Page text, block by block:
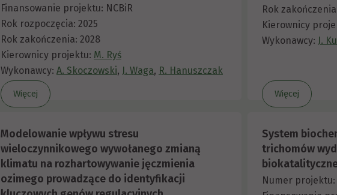
Finansowanie projektu: NCBiR
Rok rozpoczęcia: 2025
Rok zakończenia: 2028
Kierownicy projektu: M. Ryś
Wykonawcy: A. Skoczowski, J. Waga, R. Hanuszczak
Więcej
Rok
Kierownicy
Wykonawcy: J.
Więcej
Modelowanie wpływu stresu
wieloczynnikowego wywołanego zmianą
klimatu na rozhartowywanie jęczmienia
ozimego prowadzące do identyfikacji
System
trichomów
Numer projektu: